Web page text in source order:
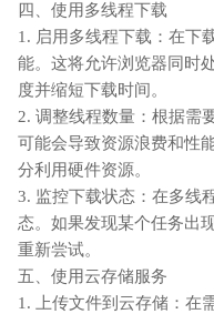
四、使用多线程下载
1. 启用多线程下载：在下
能。这将允许浏览器同时
度并缩短下载时间。
2. 调整线程数量：根据需
可能会导致资源浪费和性
分利用硬件资源。
3. 监控下载状态：在多线
态。如果发现某个任务出
重新尝试。
五、使用云存储服务
1. 上传文件到云存储：在